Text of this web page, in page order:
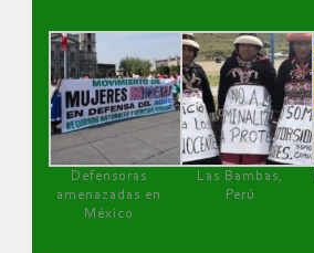
Defensoras
amenazadas en
México
Las Bambas,
Perú